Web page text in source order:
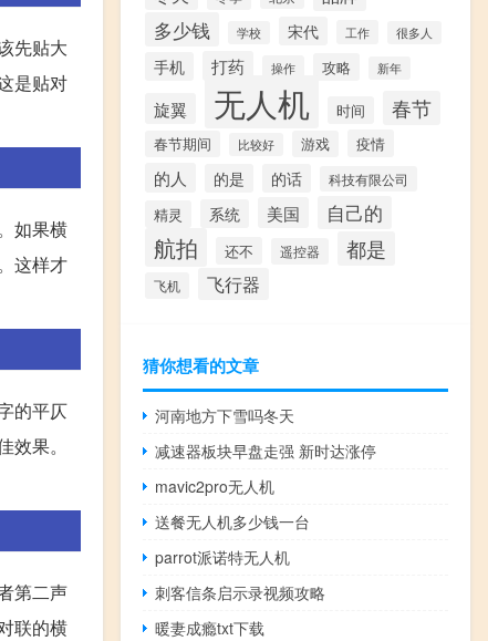
先贴大
是贴对
如果横
这样才
的平仄
果。
第二声
联的横
多少钱 学校 宋代 工作 很多人
手机 打药 操作 攻略 新年
旋翼 无人机 时间 春节
春节期间 比较好 游戏 疫情
的人 的是 的话 科技有限公司
精灵 系统 美国 自己的
航拍 还不 遥控器 都是
飞机 飞行器
猜你想看的文章
河南地方下雪吗冬天
减速器板块早盘走强 新时达涨停
mavic2pro无人机
送餐无人机多少钱一台
parrot派诺特无人机
刺客信条启示录视频攻略
暖妻成瘾txt下载